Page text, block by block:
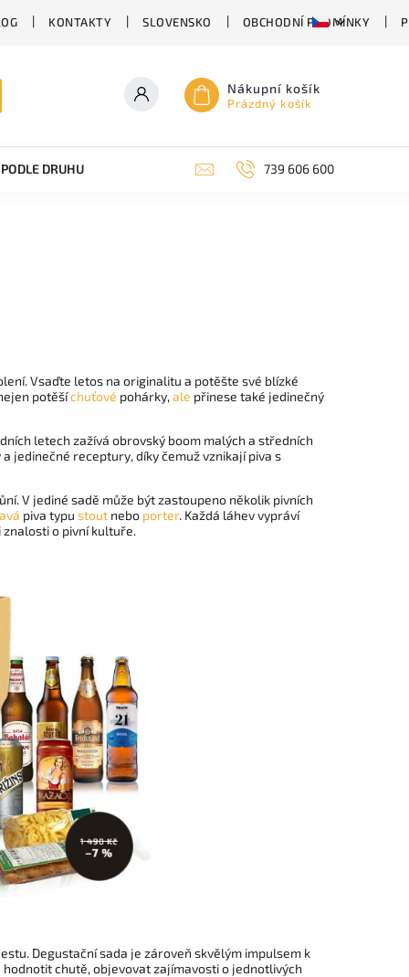
KONTAKTY SLOVENSKO OBCHODNÍ PODMÍNKY
Nákupní košík
Prázdný košík
PODLE DRUHU PIVA SUDOVÉ PIVO PIVO V PLECHU
739 606 600
Vsaďte letos na originalitu a potěšte své blízké
potěšíchuťové pohárky,ale přinese také jedinečný
letech zažívá obrovský boom malých a středních
jedinečné receptury, díky čemuž vznikají piva s
V jediné sadě může být zastoupeno několik pivních
piva typu stout nebo porter. Každá láhev vypráví
znalosti o pivní kultuře.
Degustační sada je zároveň skvělým impulsem k
chutě, objevovat zajímavosti o jednotlivých